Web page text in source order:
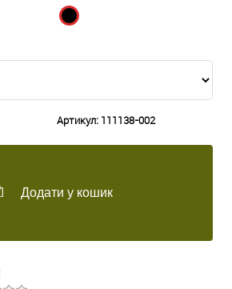
Артикул: 111138-002
Додати у кошик